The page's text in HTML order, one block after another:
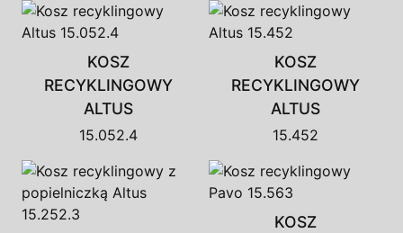
KOSZ
RECYKLINGOWY
ALTUS
15.052.4
KOSZ
RECYKLINGOWY
ALTUS
15.452
KOSZ